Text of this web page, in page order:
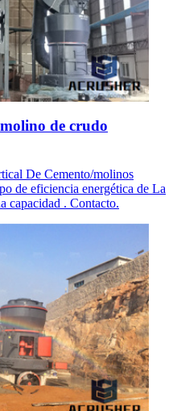
de crudo
De Cemento/molinos
de eficiencia energética de La
capacidad . Contacto.